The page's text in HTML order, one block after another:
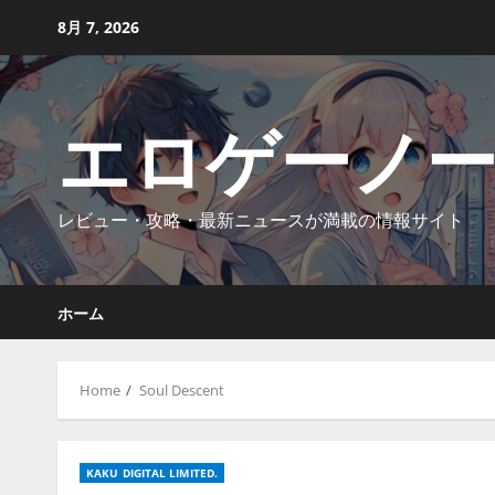
content
8月 7, 2026
エロゲーノ
レビュー・攻略・最新ニュースが満載の情報サイト
ホーム
Home Soul Descent
KAKU DIGITAL LIMITED.